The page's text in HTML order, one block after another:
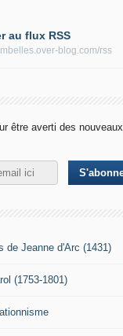
au flux RSS
blog.com/rss
être averti des nouveaux
de Jeanne d'Arc (1431)
(1753-1801)